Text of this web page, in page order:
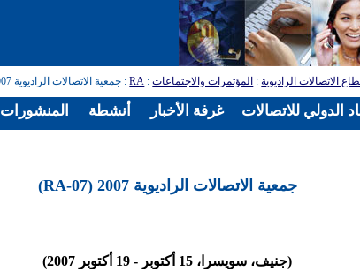
الاتصالات الراديوية: المؤتمرات والاجتماعات:
RA: جمعية الاتصالات الراديوية 2007 (RA-07)
جمعية الاتصالات الراديوية 2007 (RA-07)
(جنيف، سويسرا، 15 أكتوبر - 19 أكتوبر 2007)
المنشورات أنشطة غرفة الأخبار الدولي للاتصالات